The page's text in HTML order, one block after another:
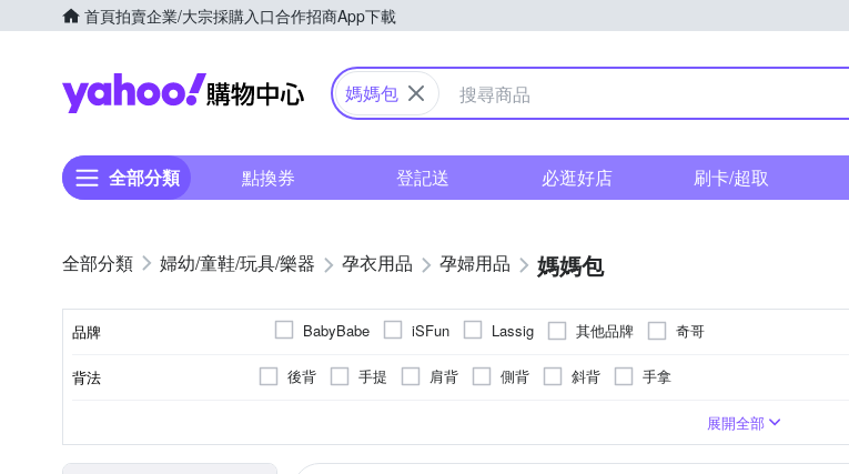
首頁拍賣企業/大宗採購入口合作招商App下載
Yahoo購物中心
媽媽包
全部分類 點換券 登記送 必逛好店 刷卡/超取
婦幼/童鞋/玩具/樂器 孕衣用品 孕婦用品 媽媽包
品牌 BabyBabe iSFun Lassig 其他品牌 奇哥
背法 後背 手提 肩背 側背 斜背 手拿
11個以上
展開全部